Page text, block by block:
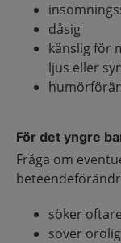
dåsig
känslig för
ljus eller
För det yngre
Fråga om
söker
sover